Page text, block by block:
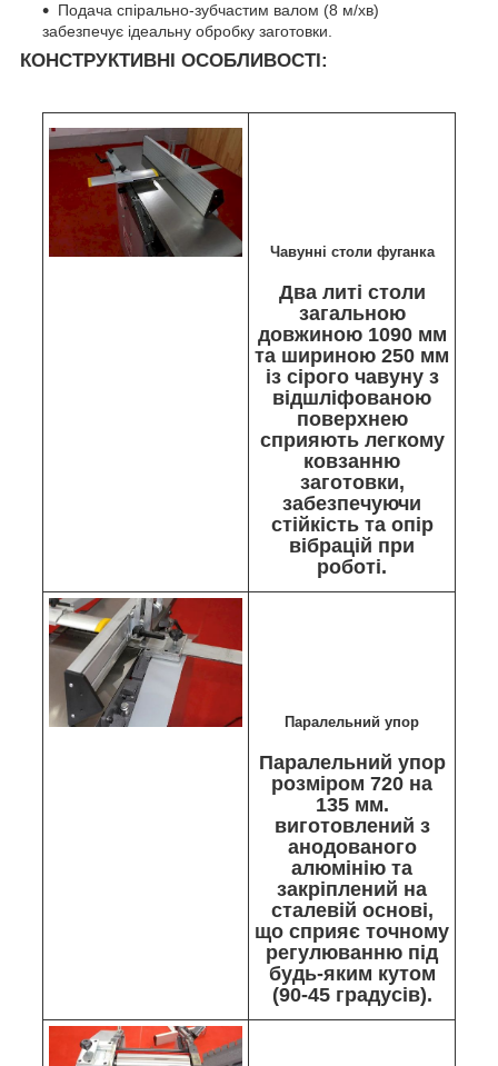
Подача спірально-зубчастим валом (8 м/хв)
забезпечує ідеальну обробку заготовки.
КОНСТРУКТИВНІ ОСОБЛИВОСТІ:
Чавунні столи фуганка
Два литі столи
загальною
довжиною 1090 мм
та шириною 250 мм
із сірого чавуну з
відшліфованою
поверхнею
сприяють легкому
ковзанню
заготовки,
забезпечуючи
стійкість та опір
вібрацій при
роботі.
Паралельний упор
Паралельний упор
розміром 720 на
135 мм.
виготовлений з
анодованого
алюмінію та
закріплений на
сталевій основі,
що сприяє точному
регулюванню під
будь-яким кутом
(90-45 градусів).